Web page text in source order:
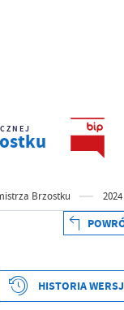
Brzostku 2024
HISTORIA